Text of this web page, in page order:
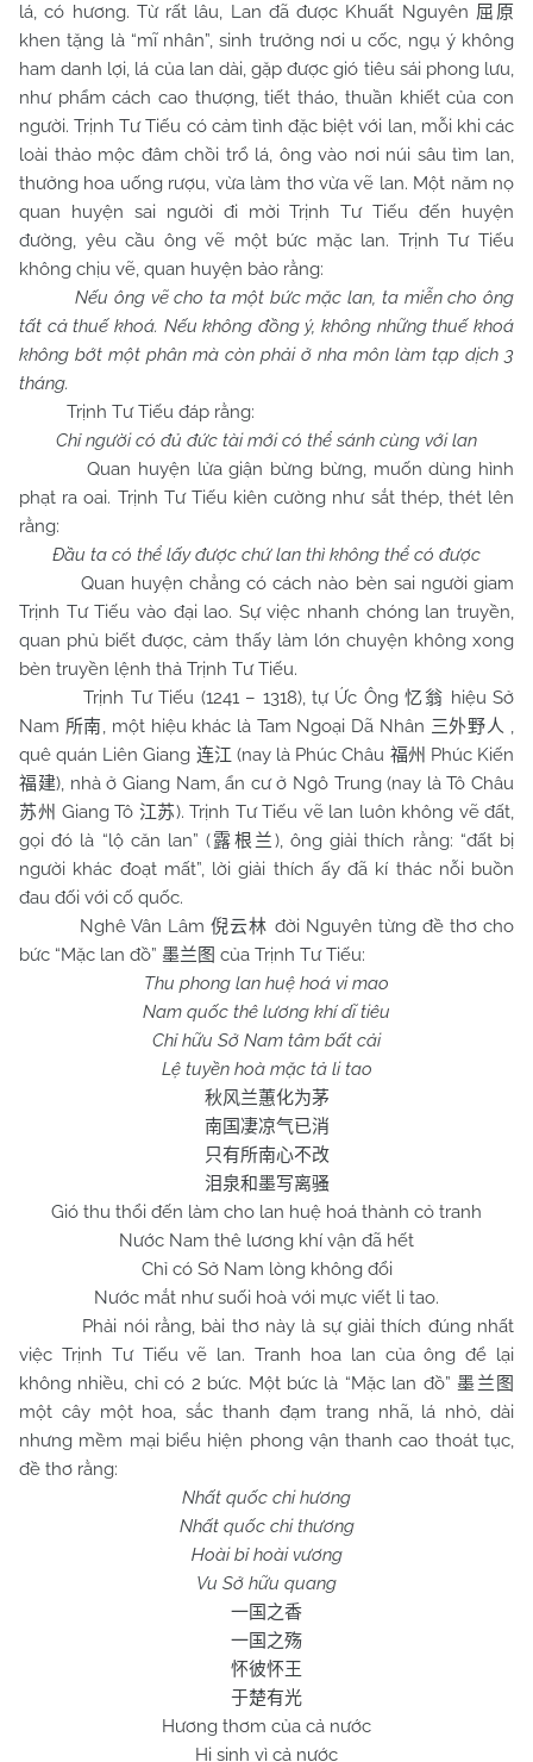
lá, có hương. Từ rất lâu, Lan đã được Khuất Nguyên 屈原
khen tặng là “mĩ nhân”, sinh trưởng nơi u cốc, ngụ ý không
ham danh lợi, lá của lan dài, gặp được gió tiêu sái phong lưu,
như phẩm cách cao thượng, tiết tháo, thuần khiết của con
người. Trịnh Tư Tiếu có cảm tình đặc biệt với lan, mỗi khi các
loài thảo mộc đâm chồi trổ lá, ông vào nơi núi sâu tìm lan,
thưởng hoa uống rượu, vừa làm thơ vừa vẽ lan. Một năm nọ
quan huyện sai người đi mời Trịnh Tư Tiếu đến huyện
đường, yêu cầu ông vẽ một bức mặc lan. Trịnh Tư Tiếu
không chịu vẽ, quan huyện bảo rằng:
Nếu ông vẽ cho ta một bức mặc lan, ta miễn cho ông
tất cả thuế khoá. Nếu không đồng ý, không những thuế khoá
không bớt một phân mà còn phải ở nha môn làm tạp dịch 3
tháng.
Trịnh Tư Tiếu đáp rằng:
Chỉ người có đủ đức tài mới có thể sánh cùng với lan
Quan huyện lửa giận bừng bừng, muốn dùng hình
phạt ra oai. Trịnh Tư Tiếu kiên cường như sắt thép, thét lên
rằng:
Đầu ta có thể lấy được chứ lan thì không thể có được
Quan huyện chẳng có cách nào bèn sai người giam
Trịnh Tư Tiếu vào đại lao. Sự việc nhanh chóng lan truyền,
quan phủ biết được, cảm thấy làm lớn chuyện không xong
bèn truyền lệnh thả Trịnh Tư Tiếu.
Trịnh Tư Tiếu (1241 – 1318), tự Ức Ông忆翁 hiệu Sở
Nam 所南, một hiệu khác là Tam Ngoại Dã Nhân 三外野人 ,
quê quán Liên Giang 连江 (nay là Phúc Châu 福州 Phúc Kiến
福建), nhà ở Giang Nam, ẩn cư ở Ngô Trung (nay là Tô Châu
苏州 Giang Tô 江苏). Trịnh Tư Tiếu vẽ lan luôn không vẽ đất,
gọi đó là “lộ căn lan” (露根兰), ông giải thích rằng: “đất bị
người khác đoạt mất”, lời giải thích ấy đã kí thác nỗi buồn
đau đối với cố quốc.
Nghê Vân Lâm倪云林 đời Nguyên từng đề thơ cho
bức “Mặc lan đồ” 墨兰图 của Trịnh Tư Tiếu:
Thu phong lan huệ hoá vi mao
Nam quốc thê lương khí dĩ tiêu
Chỉ hữu Sở Nam tâm bất cải
Lệ tuyền hoà mặc tả li tao
秋风兰蕙化为茅
南国凄凉气已消
只有所南心不改
泪泉和墨写离骚
Gió thu thổi đến làm cho lan huệ hoá thành cỏ tranh
Nước Nam thê lương khí vận đã hết
Chỉ có Sở Nam lòng không đổi
Nước mắt như suối hoà với mực viết li tao.
Phải nói rằng, bài thơ này là sự giải thích đúng nhất
việc Trịnh Tư Tiếu vẽ lan. Tranh hoa lan của ông để lại
không nhiều, chỉ có 2 bức. Một bức là “Mặc lan đồ” 墨兰图
một cây một hoa, sắc thanh đạm trang nhã, lá nhỏ, dài
nhưng mềm mại biểu hiện phong vận thanh cao thoát tục,
đề thơ rằng:
Nhất quốc chi hương
Nhất quốc chi thương
Hoài bỉ hoài vương
Vu Sở hữu quang
一国之香
一国之殇
怀彼怀王
于楚有光
Hương thơm của cả nước
Hi sinh vì cả nước